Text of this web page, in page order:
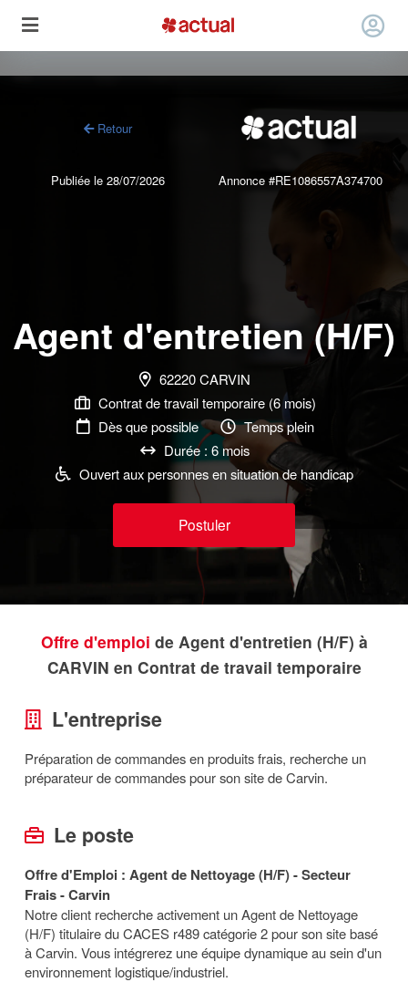
Retour
Publiée le 28/07/2026 Annonce #RE1086557A374700
Agent d'entretien (H/F)
62220 CARVIN
Contrat de travail temporaire (6 mois)
Dès que possible
Temps plein
Durée : 6 mois
Ouvert aux personnes en situation de handicap
Postuler
Offre d'emploi de Agent d'entretien (H/F) à
CARVIN en Contrat de travail temporaire
L'entreprise
Préparation de commandes en produits frais, recherche un
préparateur de commandes pour son site de Carvin.
Le poste
Offre d'Emploi : Agent de Nettoyage (H/F) - Secteur
Frais - Carvin
Notre client recherche activement un Agent de Nettoyage
(H/F) titulaire du CACES r489 catégorie 2 pour son site basé
à Carvin. Vous intégrerez une équipe dynamique au sein d'un
environnement logistique/industriel.